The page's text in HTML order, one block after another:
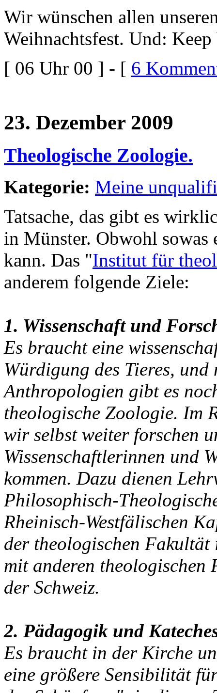
Wir wünschen allen
Weihnachtsfest. Und:
[ 06 Uhr 00 ] - [ 6
23. Dezember 2009
Theologische Zoologie.
Kategorie: Meine
Tatsache, das gibt es
in Münster. Obwohl sowas
kann. Das "Institut für
anderem folgende Ziele:
1. Wissenschaft und
Es braucht eine
Würdigung des Tieres, und
Anthropologien gibt es
theologische Zoologie. Im
wir selbst weiter forschen
Wissenschaftlerinnen und
kommen. Dazu dienen
Philosophisch-
Rheinisch-Westfälischen
der theologischen
mit anderen
der Schweiz.
2. Pädagogik und
Es braucht in der Kirche
eine größere Sensibilität